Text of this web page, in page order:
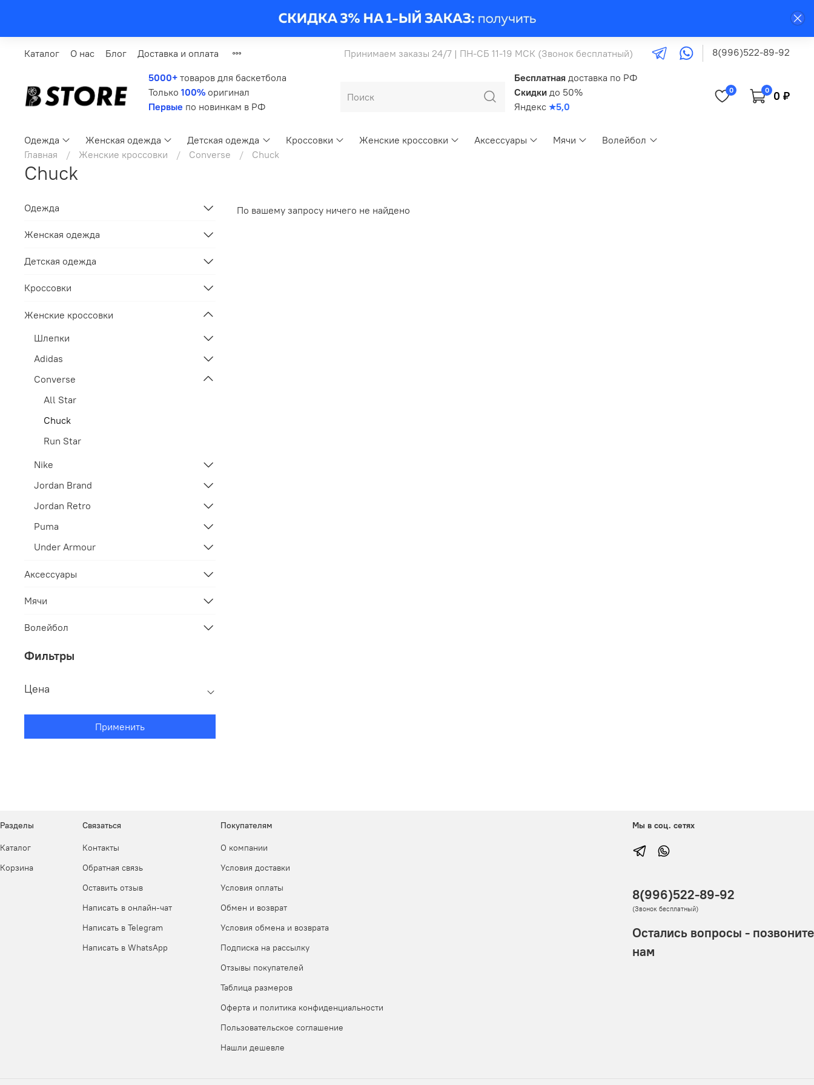
Каталог О нас Блог Доставка и оплата Принимаем заказы 24/7 | ПН-СБ 11-19 МСК (Звонок бесплатный) 8(996)522-89-92
5000+ товаров для баскетбола
Только 100% оригинал
Первые по новинкам в РФ
Бесплатная доставка по РФ
Скидки до 50%
Яндекс ★5,0
0 0 0 ₽
Одежда Женская одежда Детская одежда Кроссовки Женские кроссовки Аксессуары Мячи
Волейбол
Главная
Женские кроссовки Converse Chuck
Chuck
По вашему запросу ничего не найдено
Одежда
Женская одежда
Детская одежда
Кроссовки
Женские кроссовки
Шлепки
Adidas
Converse
All Star
Chuck
Run Star
Nike
Jordan Brand
Jordan Retro
Puma
Under Armour
Аксессуары
Мячи
Волейбол
Фильтры
Цена
Применить
Разделы
Каталог
Корзина
Связаться
Контакты
Обратная связь
Оставить отзыв
Написать в онлайн-чат
Написать в Telegram
Написать в WhatsApp
Покупателям
О компании
Условия доставки
Условия оплаты
Обмен и возврат
Условия обмена и возврата
Подписка на рассылку
Отзывы покупателей
Таблица размеров
Оферта и политика конфиденциальности
Пользовательское соглашение
Нашли дешевле
Мы в соц. сетях
8(996)522-89-92
(Звонок бесплатный)
Остались вопросы - позвоните
нам